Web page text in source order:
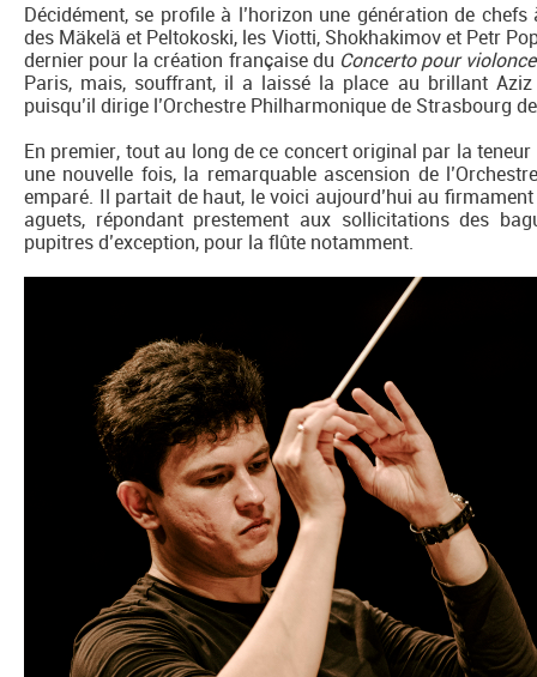
Décidément, se profile à l’horizon une génération de
des Mäkelä et Peltokoski, les Viotti, Shokhakimov et Petr
dernier pour la création française du Concerto pour
Paris, mais, souffrant, il a laissé la place au brillant Aziz
puisqu’il dirige l’Orchestre Philharmonique de Strasbourg
En premier, tout au long de ce concert original par la
une nouvelle fois, la remarquable ascension de
emparé. Il partait de haut, le voici aujourd’hui au
aguets, répondant prestement aux sollicitations des
pupitres d’exception, pour la flûte notamment.